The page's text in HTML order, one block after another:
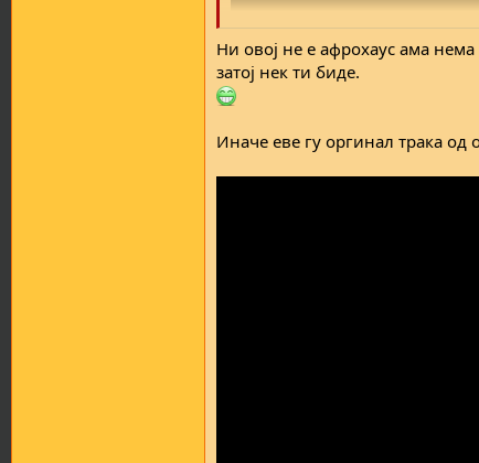
Ни овој не е афрохаус ама
затој нек ти биде.
Иначе еве гу оргинал трака од